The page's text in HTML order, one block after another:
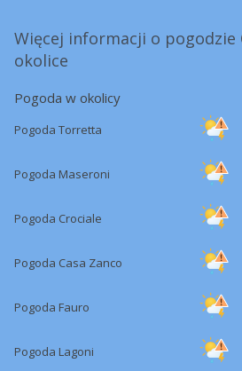
Więcej informacji o pogodzie
okolice
Pogoda w okolicy
Pogoda Torretta
Pogoda Maseroni
Pogoda Crociale
Pogoda Casa Zanco
Pogoda Fauro
Pogoda Lagoni